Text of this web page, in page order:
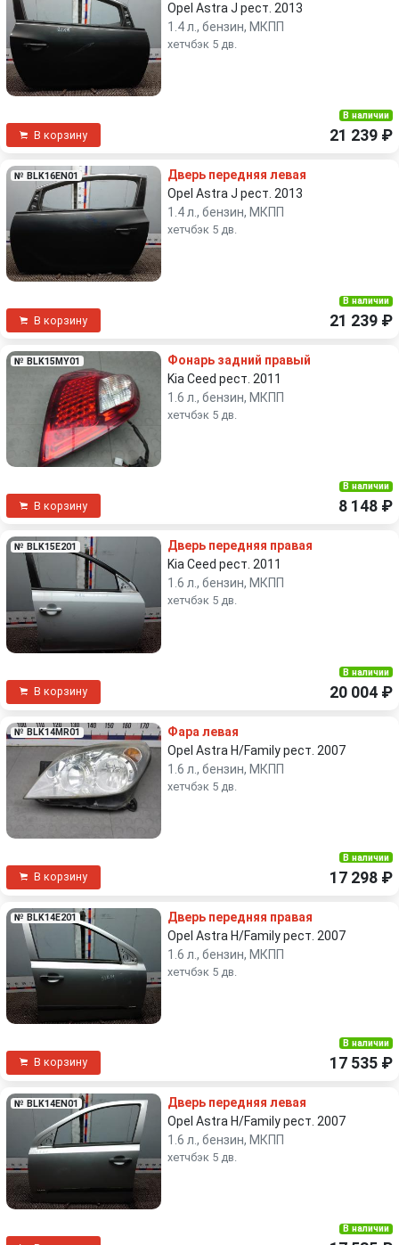
Opel Astra J рест. 2013
1.4 л., бензин, МКПП
хетчбэк 5 дв.
В корзину
В наличии
21 239 ₽
№ BLK16EN01
Дверь передняя левая
Opel Astra J рест. 2013
1.4 л., бензин, МКПП
хетчбэк 5 дв.
В корзину
В наличии
21 239 ₽
№ BLK15MY01
Фонарь задний правый
Kia Ceed рест. 2011
1.6 л., бензин, МКПП
хетчбэк 5 дв.
В корзину
В наличии
8 148 ₽
№ BLK15E201
Дверь передняя правая
Kia Ceed рест. 2011
1.6 л., бензин, МКПП
хетчбэк 5 дв.
В корзину
В наличии
20 004 ₽
№ BLK14MR01
Фара левая
Opel Astra H/Family рест. 2007
1.6 л., бензин, МКПП
хетчбэк 5 дв.
В корзину
В наличии
17 298 ₽
№ BLK14E201
Дверь передняя правая
Opel Astra H/Family рест. 2007
1.6 л., бензин, МКПП
хетчбэк 5 дв.
В корзину
В наличии
17 535 ₽
№ BLK14EN01
Дверь передняя левая
Opel Astra H/Family рест. 2007
1.6 л., бензин, МКПП
хетчбэк 5 дв.
В наличии